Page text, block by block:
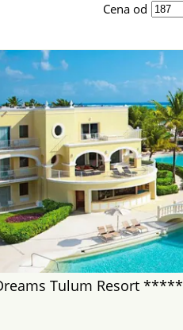
Cena od
Tulum Resort *****